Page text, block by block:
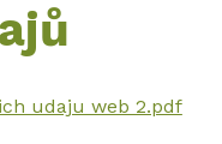
udaju web 2.pdf